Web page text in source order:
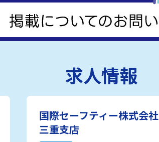
求人情報
国際セーフティー株式会社
三重支店